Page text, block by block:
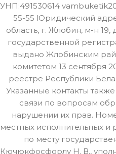
УНП:491530614
55-55 Юридический
область, г. Жлобин, м-н 19,
государственной
выдано Жлобинским
комитетом 13 сентября
реестре Республики
Указанные контакты
связи по вопросам
нарушении их прав.
местных исполнительных и
по месту
Кючюкфосфорлу Н. В.,